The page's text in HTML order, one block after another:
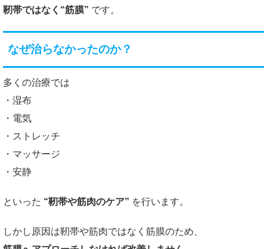
靭帯ではなく“筋膜” です。
なぜ治らなかったのか？
多くの治療では
・湿布
・電気
・ストレッチ
・マッサージ
・安静
といった “靭帯や筋肉のケア” を行います。
しかし原因は靭帯や筋肉ではなく筋膜のため、